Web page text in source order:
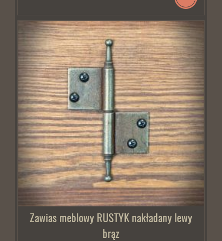
Zawias meblowy RUSTYK nakładany lewy
brąz